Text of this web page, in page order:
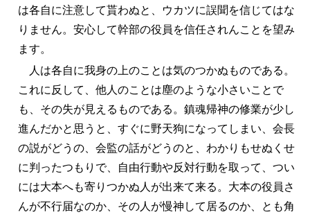
は各自に注意して貰わぬと、ウカツに誤聞を信じてはな
りません。安心して幹部の役員を信任されんことを望み
ます。
人は各自に我身の上のことは気のつかぬものである。
これに反して、他人のことは塵のような小さいことで
も、その失が見えるものである。鎮魂帰神の修業が少し
進んだかと思うと、すぐに野天狗になってしまい、会長
の説がどうの、会監の話がどうのと、わかりもせぬくせ
に判ったつもりで、自由行動や反対行動を取って、つい
には大本へも寄りつかぬ人が出来て来る。大本の役員さ
んが不行届なのか、その人が慢神して居るのか、とも角